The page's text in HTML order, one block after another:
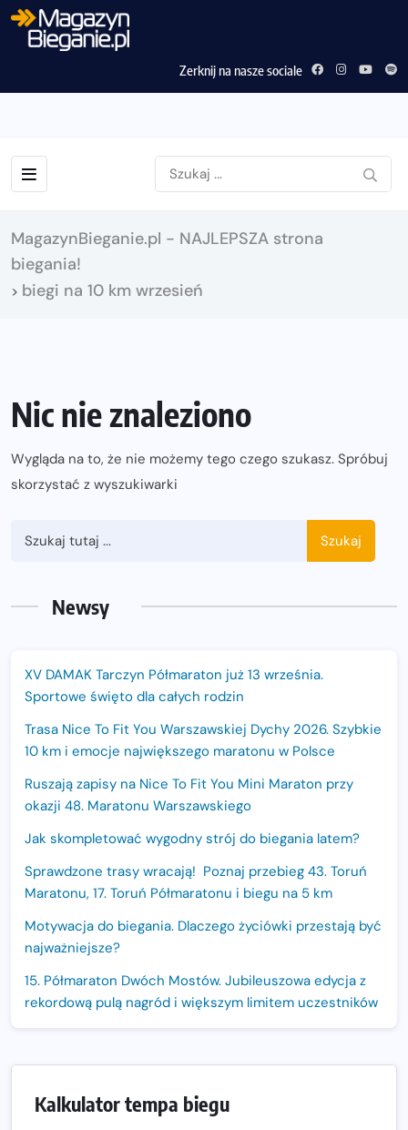
Zerknij na nasze sociale
MagazynBieganie.pl - NAJLEPSZA strona
biegania!
> biegi na 10 km wrzesień
Nic nie znaleziono
Wygląda na to, że nie możemy tego czego szukasz. Spróbuj
skorzystać z wyszukiwarki
Szukaj
Newsy
XV DAMAK Tarczyn Półmaraton już 13 września.
Sportowe święto dla całych rodzin
Trasa Nice To Fit You Warszawskiej Dychy 2026. Szybkie
10 km i emocje największego maratonu w Polsce
Ruszają zapisy na Nice To Fit You Mini Maraton przy
okazji 48. Maratonu Warszawskiego
Jak skompletować wygodny strój do biegania latem?
Sprawdzone trasy wracają! Poznaj przebieg 43. Toruń
Maratonu, 17. Toruń Półmaratonu i biegu na 5 km
Motywacja do biegania. Dlaczego życiówki przestają być
najważniejsze?
15. Półmaraton Dwóch Mostów. Jubileuszowa edycja z
rekordową pulą nagród i większym limitem uczestników
Oficjalna koszulka LOTTO 25. Poznań Maratonu!
Kalkulator tempa biegu